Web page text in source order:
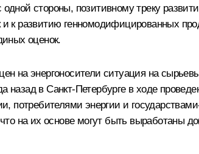
стороны, позитивному треку
к развитию генномодифицированных
оценок.
на энергоносители ситуация на
в Санкт-Петербурге в ходе
энергии и
на их основе могут быть выработаны